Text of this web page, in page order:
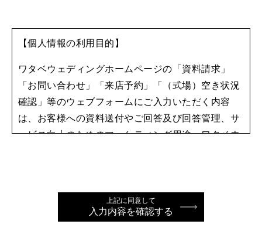
【個人情報の利用目的】
ワタベウェディングホームページの「資料請求」
「お問い合わせ」「来店予約」「（式場）空き状況
確認」等のウェブフォームにご入力いただく内容
は、お客様への資料送付やご回答及び回答管理、サ
ービス向上のためのマーケティング用途、ワタベウ
をご確認ください。
上記に同意して
入力内容を確認する